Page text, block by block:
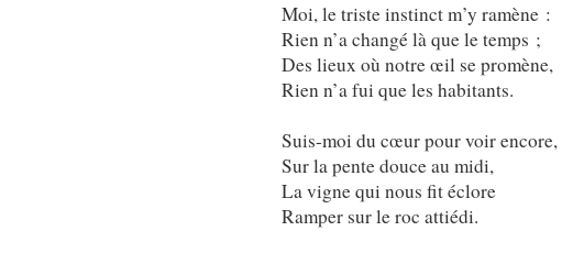
Moi, le triste instinct m’y ramène :
Rien n’a changé là que le temps ;
Des lieux où notre œil se promène,
Rien n’a fui que les habitants.
Suis-moi du cœur pour voir encore,
Sur la pente douce au midi,
La vigne qui nous fit éclore
Ramper sur le roc attiédi.